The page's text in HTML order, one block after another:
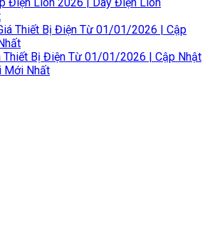
Thiết Bị Điện Từ 01/01/2026 | Cập Nhật
Mới Nhất